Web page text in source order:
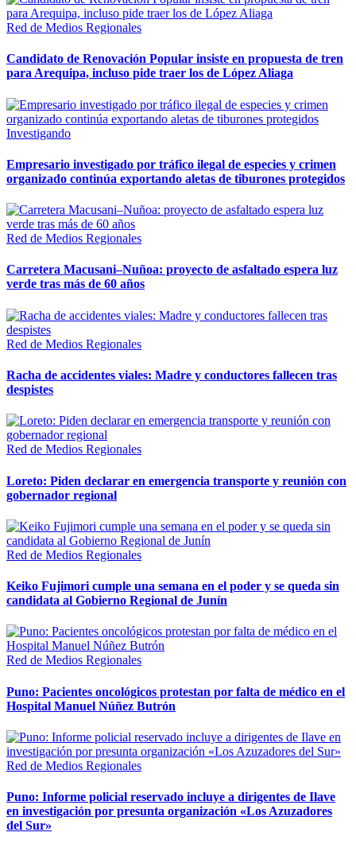
Red de Medios Regionales
Candidato de Renovación Popular insiste en propuesta de tren
para Arequipa, incluso pide traer los de López Aliaga
Investigando
Empresario investigado por tráfico ilegal de especies y crimen
organizado continúa exportando aletas de tiburones protegidos
Red de Medios Regionales
Carretera Macusani–Nuñoa: proyecto de asfaltado espera luz
verde tras más de 60 años
Red de Medios Regionales
Racha de accidentes viales: Madre y conductores fallecen tras
despistes
Red de Medios Regionales
Loreto: Piden declarar en emergencia transporte y reunión con
gobernador regional
Red de Medios Regionales
Keiko Fujimori cumple una semana en el poder y se queda sin
candidata al Gobierno Regional de Junín
Red de Medios Regionales
Puno: Pacientes oncológicos protestan por falta de médico en el
Hospital Manuel Núñez Butrón
Red de Medios Regionales
Puno: Informe policial reservado incluye a dirigentes de Ilave
en investigación por presunta organización «Los Azuzadores
del Sur»